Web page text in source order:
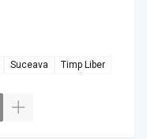
Suceava Timp Liber